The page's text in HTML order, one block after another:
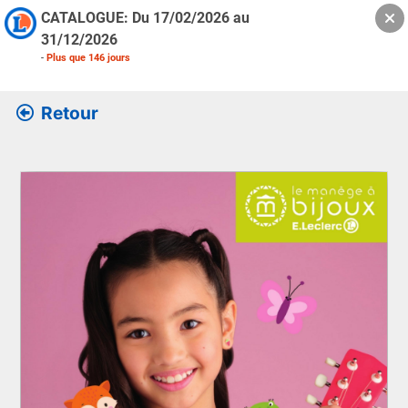
CATALOGUE: Du 17/02/2026 au
31/12/2026
- Plus que 146 jours
Retour